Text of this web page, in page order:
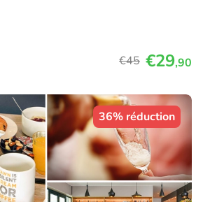
€45 €29,90
36% réduction